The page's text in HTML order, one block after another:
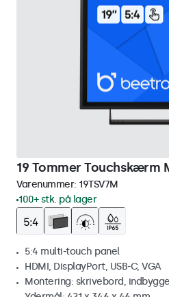
19 Tommer Touchskærm
Varenummer: 19TSV7M
100+ stk. på lager
5:4 multi-touch panel
HDMI, DisplayPort, USB-C, VGA
Montering: skrivebord,